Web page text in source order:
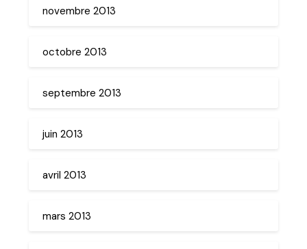
novembre 2013
octobre 2013
septembre 2013
juin 2013
avril 2013
mars 2013